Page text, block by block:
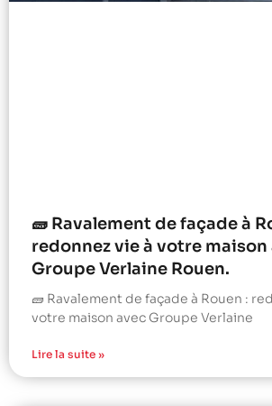
🧱 Ravalement de façade à
redonnez vie à votre maison
Groupe Verlaine Rouen.
🧱 Ravalement de façade à Rouen :
votre maison avec Groupe Verlaine
Lire la suite »